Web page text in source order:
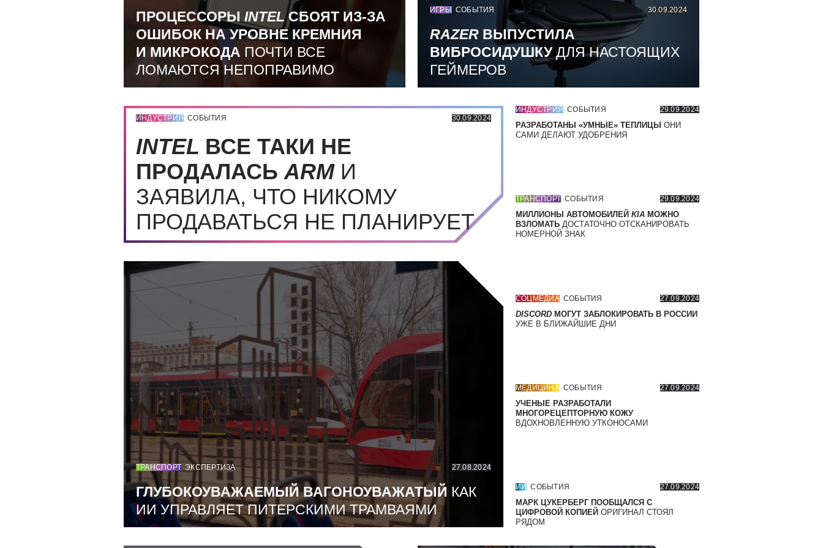
ПРОЦЕССОРЫ INTELСБОЯТ ИЗ-ЗА
ОШИБОК НА УРОВНЕ КРЕМНИЯ
И МИКРОКОДА ПОЧТИ ВСЕ
ЛОМАЮТСЯ НЕПОПРАВИМО
ИГРЫ СОБЫТИЯ 30.09.2024
RAZER ВЫПУСТИЛА
ВИБРОСИДУШКУДЛЯ НАСТОЯЩИХ
ГЕЙМЕРОВ
ИНДУСТРИЯ СОБЫТИЯ 30.09.2024
INTEL ВСЕ ТАКИ НЕ
ПРОДАЛАСЬ ARMИ
ЗАЯВИЛА, ЧТО НИКОМУ
ПРОДАВАТЬСЯ НЕ ПЛАНИРУЕТ
ТРАНСПОРТ ЭКСПЕРТИЗА 27.08.2024
ГЛУБОКОУВАЖАЕМЫЙ ВАГОНОУВАЖАТЫЙ КАК
ИИ УПРАВЛЯЕТ ПИТЕРСКИМИ ТРАМВАЯМИ
ИНДУСТРИЯ СОБЫТИЯ 29.09.2024
РАЗРАБОТАНЫ «УМНЫЕ» ТЕПЛИЦЫ ОНИ
САМИ ДЕЛАЮТ УДОБРЕНИЯ
ТРАНСПОРТ СОБЫТИЯ 29.09.2024
МИЛЛИОНЫ АВТОМОБИЛЕЙ KIA МОЖНО
ВЗЛОМАТЬ ДОСТАТОЧНО ОТСКАНИРОВАТЬ
НОМЕРНОЙ ЗНАК
СОЦМЕДИА СОБЫТИЯ 27.09.2024
DISCORD МОГУТ ЗАБЛОКИРОВАТЬ В РОССИИ
УЖЕ В БЛИЖАЙШИЕ ДНИ
МЕДИЦИНА СОБЫТИЯ 27.09.2024
УЧЕНЫЕ РАЗРАБОТАЛИ
МНОГОРЕЦЕПТОРНУЮ КОЖУ
ВДОХНОВЛЕННУЮ УТКОНОСАМИ
ИИ СОБЫТИЯ 27.09.2024
МАРК ЦУКЕРБЕРГ ПООБЩАЛСЯ С
ЦИФРОВОЙ КОПИЕЙ ОРИГИНАЛ СТОЯЛ
РЯДОМ